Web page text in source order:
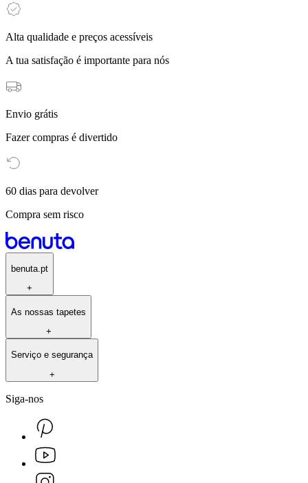
Alta qualidade e preços acessíveis
A tua satisfação é importante para nós
Envio grátis
Fazer compras é divertido
60 dias para devolver
Compra sem risco
benuta.pt
+
As nossas tapetes
+
Serviço e segurança
+
Siga-nos